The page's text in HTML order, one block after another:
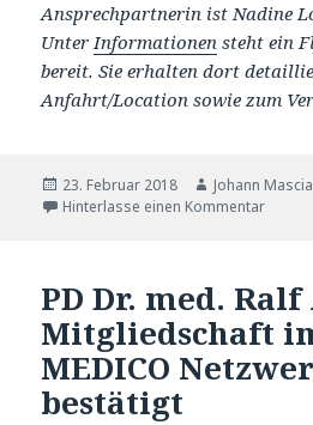
Ansprechpartnerin ist Nadine
Unter Informationen steht ein
bereit. Sie erhalten dort
Anfahrt/Location sowie zum
Veröffentlicht
am
23. Februar 2018 Autor
Johann Mascia
Hinterlasse einen Kommentar
PD Dr. med.
Mitgliedschaft
MEDICO
bestätigt